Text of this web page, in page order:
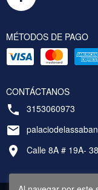
MÉTODOS DE PAGO
CONTÁCTANOS
3153060973
Calle 8A # 19A-